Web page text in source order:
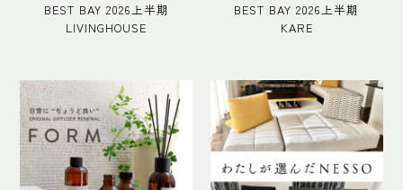
BEST BAY 2026上半期
LIVINGHOUSE
BEST BAY 2026上半期
KARE